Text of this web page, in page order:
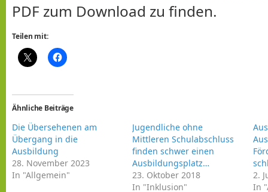
PDF zum Download zu finden.
Teilen mit:
Ähnliche Beiträge
Die Übersehenen am
Übergang in die
Ausbildung
28. November 2023
In "Allgemein"
Jugendliche ohne
Mittleren Schulabschluss
finden schwer einen
Ausbildungsplatz…
23. Oktober 2018
In "Inklusion"
2.
In